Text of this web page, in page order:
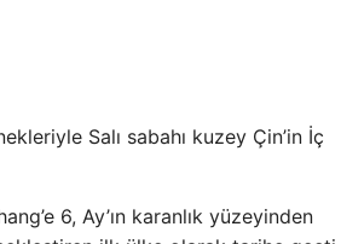
Salı sabahı kuzey Çin’in İç
6, Ay’ın karanlık yüzeyinden